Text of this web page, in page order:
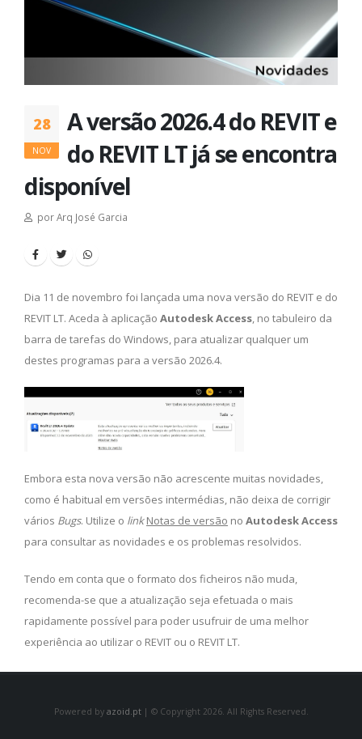
28
NOV
A versão 2026.4 do REVIT e
do REVIT LT já se encontra
disponível
por Arq José Garcia
Dia 11 de novembro foi lançada uma nova versão do REVIT e do
REVIT LT. Aceda à aplicação Autodesk Access, no tabuleiro da
barra de tarefas do Windows, para atualizar qualquer um
destes programas para a versão 2026.4.
Embora esta nova versão não acrescente muitas novidades,
como é habitual em versões intermédias, não deixa de corrigir
vários Bugs. Utilize o link Notas de versão no Autodesk Access
para consultar as novidades e os problemas resolvidos.
Tendo em conta que o formato dos ficheiros não muda,
recomenda-se que a atualização seja efetuada o mais
rapidamente possível para poder usufruir de uma melhor
experiência ao utilizar o REVIT ou o REVIT LT.
Powered by azoid.pt| © Copyright 2026. All Rights Reserved.